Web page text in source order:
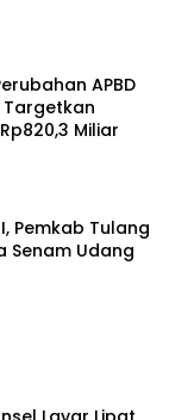
APBD
Targetkan
Miliar
Pemkab Tulang
Senam Udang